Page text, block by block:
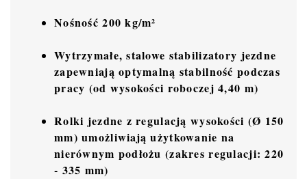
Nośność 200 kg/m²
Wytrzymałe, stalowe stabilizatory jezdne
zapewniają optymalną stabilność podczas
pracy (od wysokości roboczej 4,40 m)
Rolki jezdne z regulacją wysokości (Ø 150
mm) umożliwiają użytkowanie na
nierównym podłożu (zakres regulacji: 220
- 335 mm)